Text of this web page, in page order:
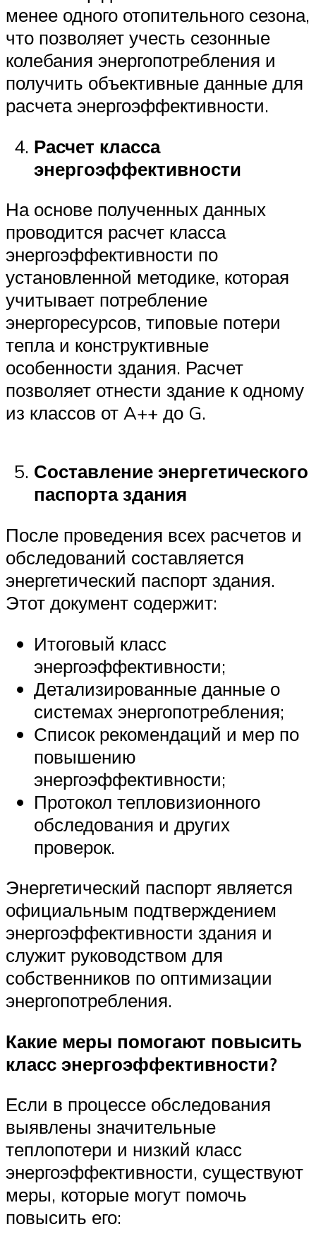
менее одного отопительного сезона,
что позволяет учесть сезонные
колебания энергопотребления и
получить объективные данные для
расчета энергоэффективности.
Расчет класса
энергоэффективности
На основе полученных данных
проводится расчет класса
энергоэффективности по
установленной методике, которая
учитывает потребление
энергоресурсов, типовые потери
тепла и конструктивные
особенности здания. Расчет
позволяет отнести здание к одному
из классов от A++ до G.
Составление энергетического
паспорта здания
После проведения всех расчетов и
обследований составляется
энергетический паспорт здания.
Этот документ содержит:
Итоговый класс
энергоэффективности;
Детализированные данные о
системах энергопотребления;
Список рекомендаций и мер по
повышению
энергоэффективности;
Протокол тепловизионного
обследования и других
проверок.
Энергетический паспорт является
официальным подтверждением
энергоэффективности здания и
служит руководством для
собственников по оптимизации
энергопотребления.
Какие меры помогают повысить
класс энергоэффективности?
Если в процессе обследования
выявлены значительные
теплопотери и низкий класс
энергоэффективности, существуют
меры, которые могут помочь
повысить его: